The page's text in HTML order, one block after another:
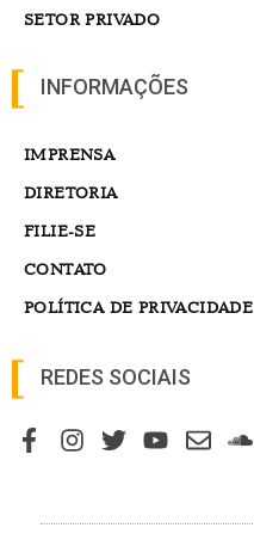
SETOR PRIVADO
INFORMAÇÕES
IMPRENSA
DIRETORIA
FILIE-SE
CONTATO
POLÍTICA DE PRIVACIDADE
REDES SOCIAIS